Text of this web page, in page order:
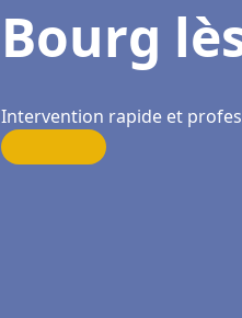
Bourg
Intervention rapide et